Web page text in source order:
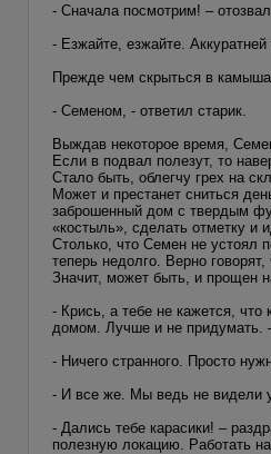
- Сначала посмотрим! –
- Езжайте, езжайте.
Прежде чем скрыться в
- Семеном, - ответил старик.
Выждав некоторое время,
Если в подвал полезут, то
Стало быть, облегчу грех на
Может и престанет сниться
заброшенный дом с твердым
«костыль», сделать отметку
Столько, что Семен не устоял
теперь недолго. Верно
Значит, может быть, и прощен
- Крись, а тебе не кажется,
домом. Лучше и не придумать.
- Ничего странного. Просто
- И все же. Мы ведь не видели
- Дались тебе карасики! –
полезную локацию. Работать